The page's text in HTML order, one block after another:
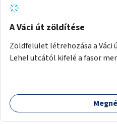
A Váci út zöldítése
Zöldfelület létrehozása a Váci
Lehel utcától kifelé a fasor